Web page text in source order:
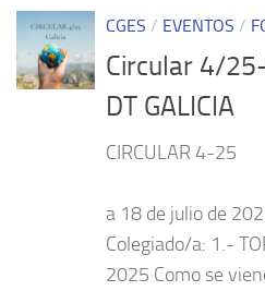
CGES / EVENTOS /
Circular 4/
DT GALICIA
CIRCULAR 4-25
a 18 de julio de
Colegiado/a: 1.-
2025 Como se